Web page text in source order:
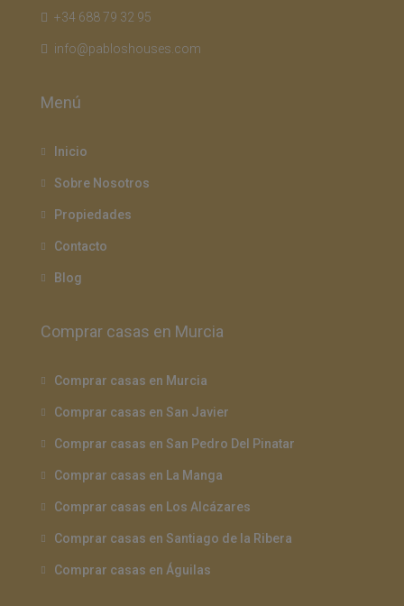
+34 688 79 32 95
info@pabloshouses.com
Menú
Inicio
Sobre Nosotros
Propiedades
Contacto
Blog
Comprar casas en Murcia
Comprar casas en Murcia
Comprar casas en San Javier
Comprar casas en San Pedro Del Pinatar
Comprar casas en La Manga
Comprar casas en Los Alcázares
Comprar casas en Santiago de la Ribera
Comprar casas en Águilas